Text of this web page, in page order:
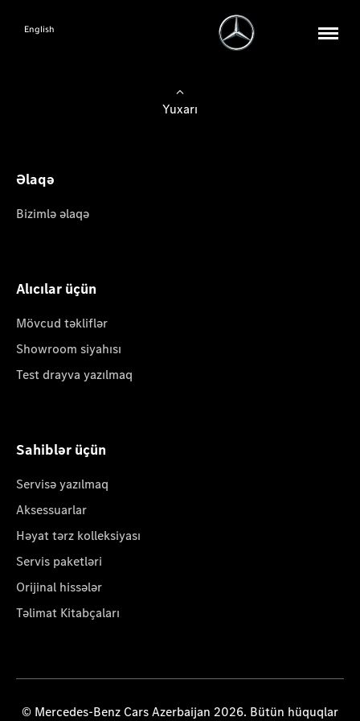
English
Yuxarı
Əlaqə
Bizimlə əlaqə
Alıcılar üçün
Mövcud təkliflər
Showroom siyahısı
Test drayva yazılmaq
Sahiblər üçün
Servisə yazılmaq
Aksessuarlar
Həyat tərz kolleksiyası
Servis paketləri
Orijinal hissələr
Təlimat Kitabçaları
© Mercedes-Benz Cars Azerbaijan 2026. Bütün hüquqlar